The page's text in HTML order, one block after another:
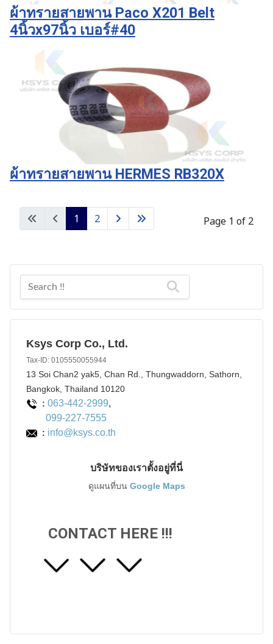
ผ้าทรายสายพาน Paco X201 Belt
4นิ้วx97นิ้ว เบอร์#40
ผ้าทรายสายพาน HERMES RB320X
1 2 Page 1 of 2
Ksys Corp Co., Ltd.
Tax-ID: 0105550055944
13 Soi Chan2 yak5, Chan Rd., Thungwaddorn, Sathorn,
Bangkok, Thailand 10120
: 063-442-2999,
099-227-7555
: info@ksys.co.th
บริษัทของเราตั้งอยู่ที่นี่
ดูแผนที่บน Google Maps
CONTACT HERE !!!